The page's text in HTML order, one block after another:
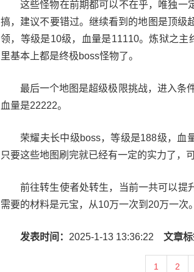
这些怪物在前期都可以不在乎，唯独一
搞，建议不要错过。继续看到的地图是顶级
领，等级是10级，血量是11110。炼狱之
里基本上都是终极boss怪物了。
最后一个地图是超级极限挑战，进入条
血量是22222。
荣耀夫长中级boss，等级是188级，血
只要这些地图刷完就已经有一定的实力了，
前往转生使者处转生，当前一共可以提
需要的材料是元宝，从10万一次到20万一次。
发表时间： 2025-1-13 13:36:22 文章标
1 2